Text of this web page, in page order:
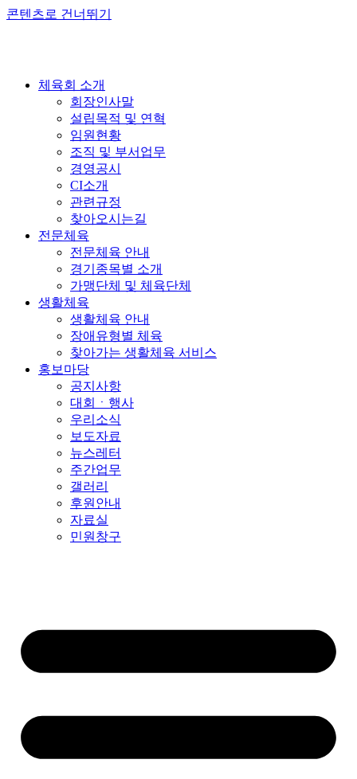
콘텐츠로 건너뛰기
체육회 소개
회장인사말
설립목적 및 연혁
임원현황
조직 및 부서업무
경영공시
CI소개
관련규정
찾아오시는길
전문체육
전문체육 안내
경기종목별 소개
가맹단체 및 체육단체
생활체육
생활체육 안내
장애유형별 체육
찾아가는 생활체육 서비스
홍보마당
공지사항
대회ㆍ행사
우리소식
보도자료
뉴스레터
주간업무
갤러리
후원안내
자료실
민원창구